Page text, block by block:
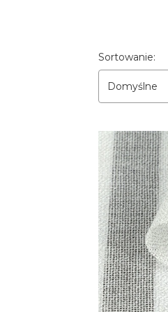
Lista
Sortowanie:
Domyślne